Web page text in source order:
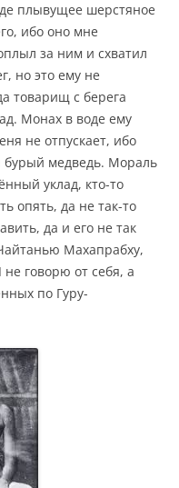
плывущее шерстяное
ибо оно мне
за ним и схватил
но это ему не
товарищ с берега
Монах в воде ему
не отпускает, ибо
бурый медведь. Мораль
уклад, кто-то
опять, да не так-то
да и его не так
Махапрабху,
говорю от себя, а
по Гуру-